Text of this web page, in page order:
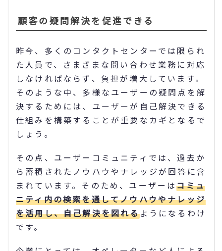
顧客の疑問解決を促進できる
昨今、多くのコンタクトセンターでは限られ
た人員で、さまざまな問い合わせ業務に対応
しなければならず、負担が増大しています。
そのような中、多様なユーザーの疑問点を解
決するためには、ユーザーが自己解決できる
仕組みを構築することが重要なカギとなるで
しょう。
その点、ユーザーコミュニティでは、過去か
ら蓄積されたノウハウやナレッジが回答に含
まれています。そのため、ユーザーはコミュ
ニティ内の検索を通してノウハウやナレッジ
を活用し、自己解決を図れるようになるわけ
です。